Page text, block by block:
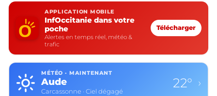
APPLICATION MOBILE
InfOccitanie dans votre
poche
Alertes en temps réel, météo &
trafic
Télécharger
MÉTÉO · MAINTENANT
Aude
Carcassonne · Ciel dégagé
22° ›